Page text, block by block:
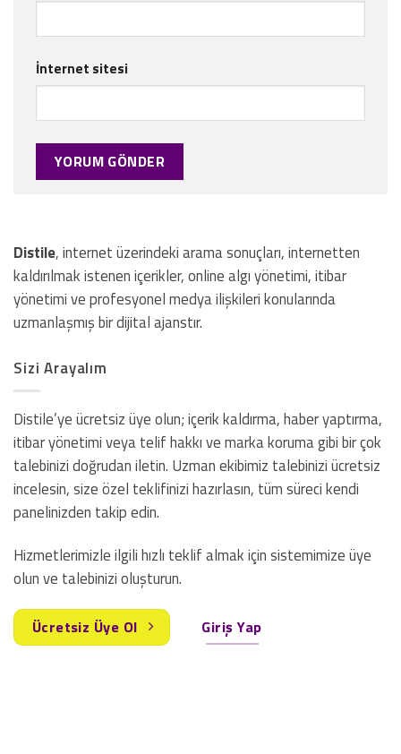
İnternet sitesi
Distile, internet üzerindeki arama sonuçları, internetten
kaldırılmak istenen içerikler, online algı yönetimi, itibar
yönetimi ve profesyonel medya ilişkileri konularında
uzmanlaşmış bir dijital ajanstır.
Sizi Arayalım
Distile’ye ücretsiz üye olun; içerik kaldırma, haber yaptırma,
itibar yönetimi veya telif hakkı ve marka koruma gibi bir çok
talebinizi doğrudan iletin. Uzman ekibimiz talebinizi ücretsiz
incelesin, size özel teklifinizi hazırlasın, tüm süreci kendi
panelinizden takip edin.
Hizmetlerimizle ilgili hızlı teklif almak için sistemimize üye
olun ve talebinizi oluşturun.
Ücretsiz Üye Ol Giriş Yap